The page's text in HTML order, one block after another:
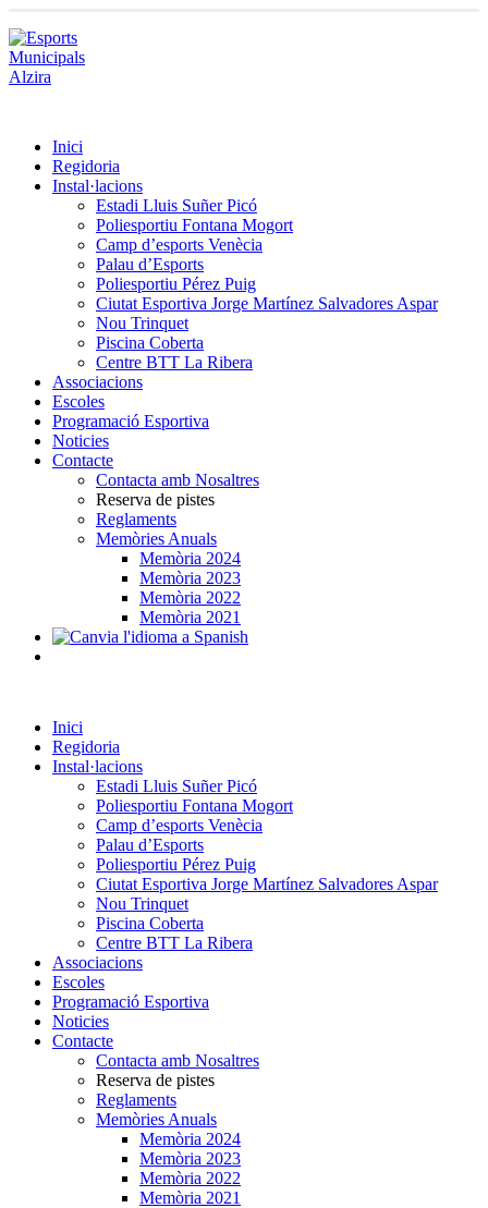
Inici
Regidoria
Instal·lacions
Estadi Lluis Suñer Picó
Poliesportiu Fontana Mogort
Camp d’esports Venècia
Palau d’Esports
Poliesportiu Pérez Puig
Ciutat Esportiva Jorge Martínez Salvadores Aspar
Nou Trinquet
Piscina Coberta
Centre BTT La Ribera
Associacions
Escoles
Programació Esportiva
Noticies
Contacte
Contacta amb Nosaltres
Reserva de pistes
Reglaments
Memòries Anuals
Memòria 2024
Memòria 2023
Memòria 2022
Memòria 2021
Inici
Regidoria
Instal·lacions
Estadi Lluis Suñer Picó
Poliesportiu Fontana Mogort
Camp d’esports Venècia
Palau d’Esports
Poliesportiu Pérez Puig
Ciutat Esportiva Jorge Martínez Salvadores Aspar
Nou Trinquet
Piscina Coberta
Centre BTT La Ribera
Associacions
Escoles
Programació Esportiva
Noticies
Contacte
Contacta amb Nosaltres
Reserva de pistes
Reglaments
Memòries Anuals
Memòria 2024
Memòria 2023
Memòria 2022
Memòria 2021